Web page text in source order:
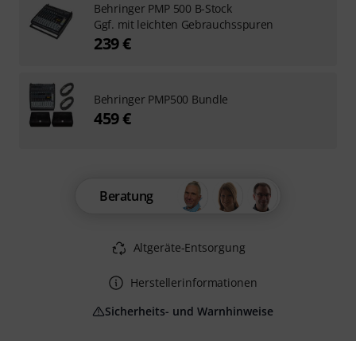
Beratung
Altgeräte-Entsorgung
Herstellerinformationen
Sicherheits- und Warnhinweise
Behringer PMP 500 B-Stock
Ggf. mit leichten Gebrauchsspuren
239 €
Behringer PMP500 Bundle
459 €